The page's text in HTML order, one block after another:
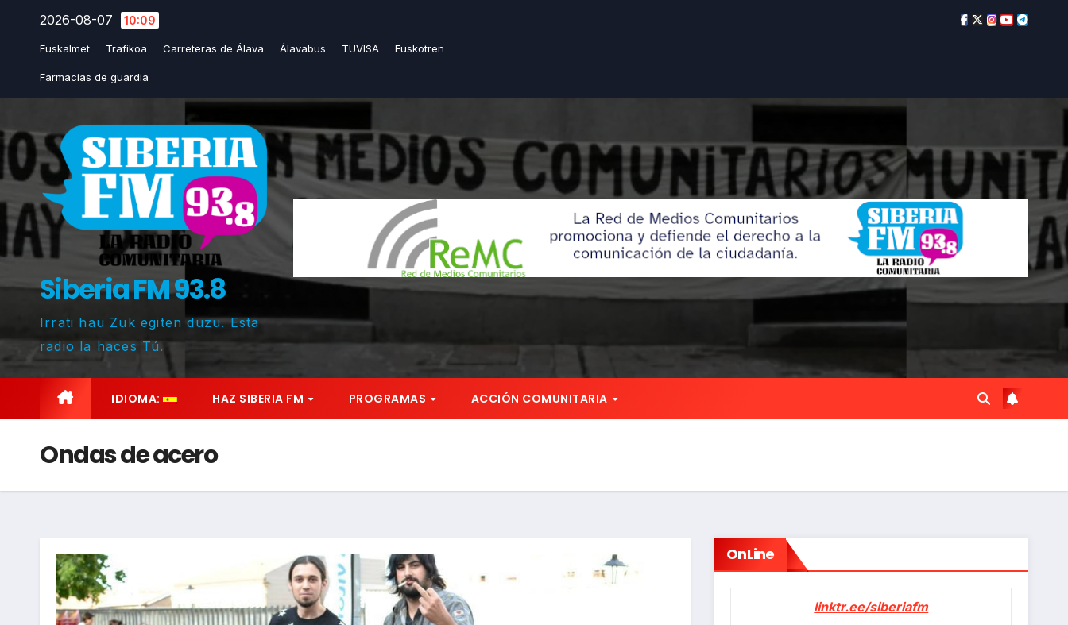
2026-08-07 10:09
Euskalmet Trafikoa Carreteras de Álava Álavabus TUVISA Euskotren
Farmacias de guardia
Siberia FM 93.8
Irrati hau Zuk egiten duzu. Esta
radio la haces Tú.
IDIOMA: HAZ SIBERIA FM PROGRAMAS ACCIÓN COMUNITARIA
Ondas de acero
OnLine
linktr.ee/siberiafm